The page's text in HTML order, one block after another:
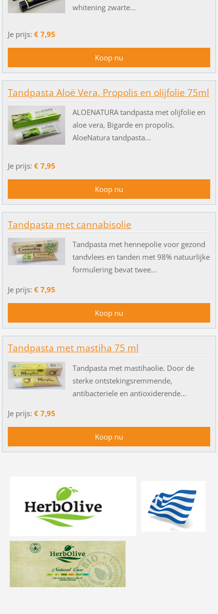
whitening zwarte...
Je prijs: € 7,95
Tandpasta Aloë Vera, Propolis en olijfolie 75ml
ALOENATURA tandpasta met olijfolie en
aloe vera, Bigarde en propolis.
AloeNatura tandpasta...
Je prijs: € 7,95
Tandpasta met cannabisolie
Tandpasta met hennepolie voor gezond
tandvlees en tanden met 98% natuurlijke
formulering bevat twee...
Je prijs: € 7,95
Tandpasta met mastiha 75 ml
Tandpasta met mastihaolie. Door de
sterke ontstekingsremmende,
antibacteriele en antioxiderende...
Je prijs: € 7,95